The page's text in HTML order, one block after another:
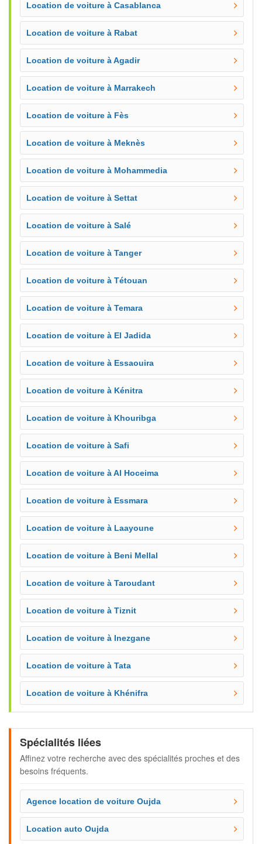
Location de voiture à Casablanca
Location de voiture à Rabat
Location de voiture à Agadir
Location de voiture à Marrakech
Location de voiture à Fès
Location de voiture à Meknès
Location de voiture à Mohammedia
Location de voiture à Settat
Location de voiture à Salé
Location de voiture à Tanger
Location de voiture à Tétouan
Location de voiture à Temara
Location de voiture à El Jadida
Location de voiture à Essaouira
Location de voiture à Kénitra
Location de voiture à Khouribga
Location de voiture à Safi
Location de voiture à Al Hoceima
Location de voiture à Essmara
Location de voiture à Laayoune
Location de voiture à Beni Mellal
Location de voiture à Taroudant
Location de voiture à Tiznit
Location de voiture à Inezgane
Location de voiture à Tata
Location de voiture à Khénifra
Spécialités liées
Affinez votre recherche avec des spécialités proches et des
besoins fréquents.
Agence location de voiture Oujda
Location auto Oujda